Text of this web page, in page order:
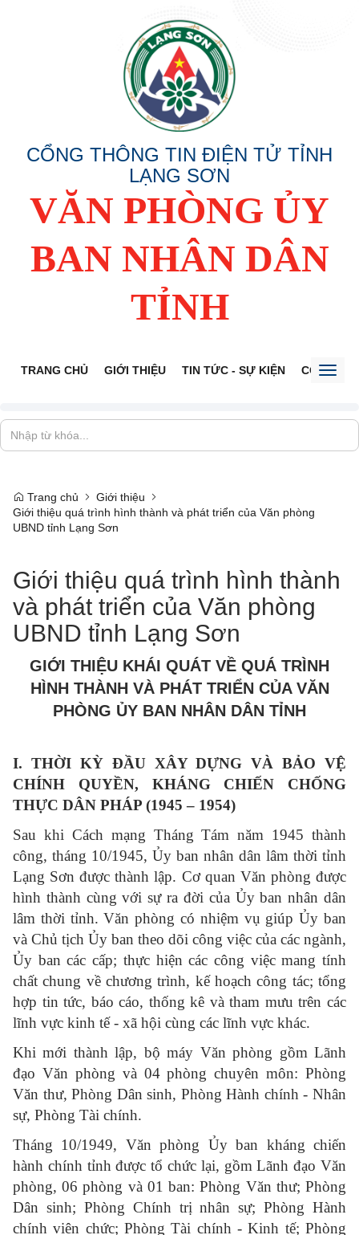
CỔNG THÔNG TIN ĐIỆN TỬ TỈNH
LẠNG SƠN
VĂN PHÒNG ỦY
BAN NHÂN DÂN
TỈNH
TRANG CHỦ GIỚI THIỆU TIN TỨC - SỰ KIỆN CỔNG
Trang chủ
Giới thiệu
Giới thiệu quá trình hình thành và phát triển của Văn phòng
UBND tỉnh Lạng Sơn
Giới thiệu quá trình hình thành
và phát triển của Văn phòng
UBND tỉnh Lạng Sơn
GIỚI THIỆU KHÁI QUÁT VỀ QUÁ TRÌNH
HÌNH THÀNH VÀ PHÁT TRIỂN CỦA VĂN
PHÒNG ỦY BAN NHÂN DÂN TỈNH
I. THỜI KỲ ĐẦU XÂY DỰNG VÀ BẢO VỆ
CHÍNH QUYỀN, KHÁNG CHIẾN CHỐNG
THỰC DÂN PHÁP (1945 – 1954)
Sau khi Cách mạng Tháng Tám năm 1945 thành
công, tháng 10/1945, Ủy ban nhân dân lâm thời tỉnh
Lạng Sơn được thành lập. Cơ quan Văn phòng được
hình thành cùng với sự ra đời của Ủy ban nhân dân
lâm thời tỉnh. Văn phòng có nhiệm vụ giúp Ủy ban
và Chủ tịch Ủy ban theo dõi công việc của các ngành,
Ủy ban các cấp; thực hiện các công việc mang tính
chất chung về chương trình, kế hoạch công tác; tổng
hợp tin tức, báo cáo, thống kê và tham mưu trên các
lĩnh vực kinh tế - xã hội cùng các lĩnh vực khác.
Khi mới thành lập, bộ máy Văn phòng gồm Lãnh
đạo Văn phòng và 04 phòng chuyên môn: Phòng
Văn thư, Phòng Dân sinh, Phòng Hành chính - Nhân
sự, Phòng Tài chính.
Tháng 10/1949, Văn phòng Ủy ban kháng chiến
hành chính tỉnh được tổ chức lại, gồm Lãnh đạo Văn
phòng, 06 phòng và 01 ban: Phòng Văn thư; Phòng
Dân sinh; Phòng Chính trị nhân sự; Phòng Hành
chính viên chức; Phòng Tài chính - Kinh tế; Phòng